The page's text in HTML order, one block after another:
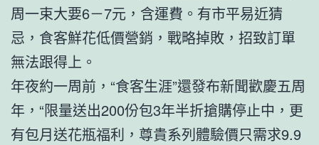
周一束大要6－7元，含運費。有市平易近猜
忌，食客鮮花低價營銷，戰略掉敗，招致訂單
無法跟得上。
年夜約一周前，“食客生涯”還發布新聞歡慶五周
年，“限量送出200份包3年半折搶購停止中，更
有包月送花瓶福利，尊貴系列體驗價只需求9.9